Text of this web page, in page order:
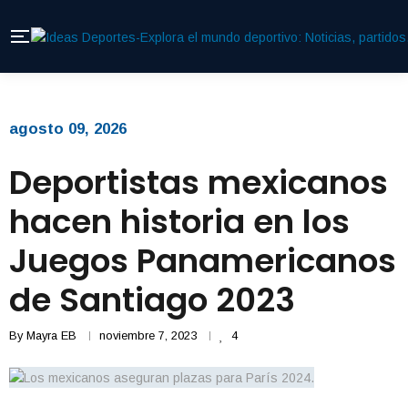
agosto 09, 2026
Deportistas mexicanos
hacen historia en los
Juegos Panamericanos
de Santiago 2023
By Mayra EB noviembre 7, 2023 4